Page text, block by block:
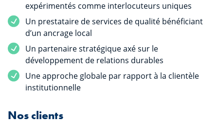
expérimentés comme interlocuteurs uniques
Un prestataire de services de qualité bénéficiant
d’un ancrage local
Un partenaire stratégique axé sur le
développement de relations durables
Une approche globale par rapport à la clientèle
institutionnelle
Nos clients